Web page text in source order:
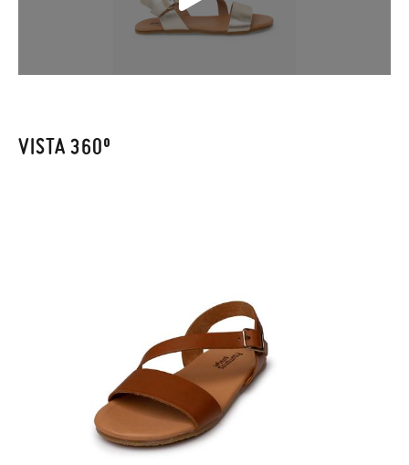
mínimo, sin preguntas. El precio final será el de los zapatos que
elijas, y si cuando te lleguen no te valen, sólo tienes que entrar
recogeremos la primera, sin gastos, en unos pocos días!
VISTA 360º